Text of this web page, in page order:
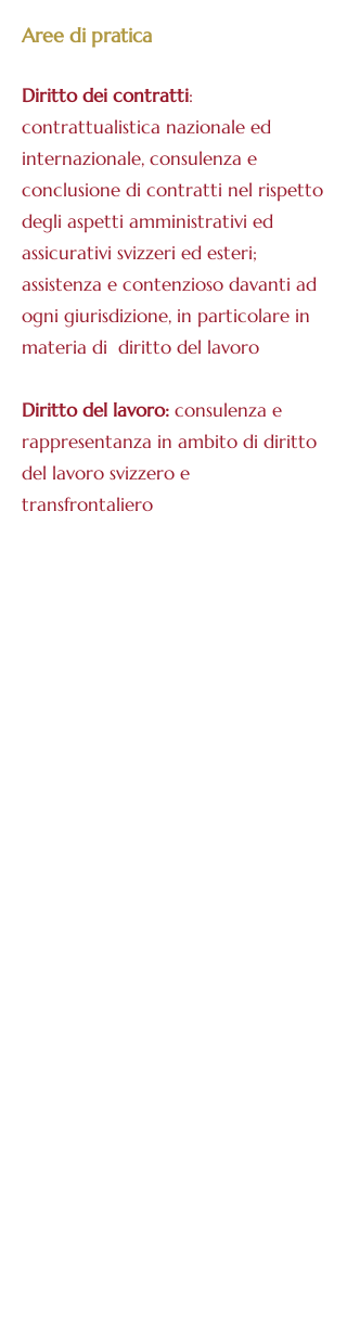
Aree di pratica
Diritto dei contratti:
contrattualistica nazionale ed
internazionale, consulenza e
conclusione di contratti nel rispetto
degli aspetti amministrativi ed
assicurativi svizzeri ed esteri;
assistenza e contenzioso davanti ad
ogni giurisdizione, in particolare in
materia di diritto del lavoro
Diritto del lavoro: consulenza e
rappresentanza in ambito di diritto
del lavoro svizzero e
transfrontaliero